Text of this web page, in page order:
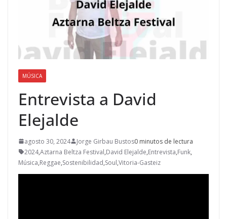
MÚSICA
Entrevista a David
Elejalde
agosto 30, 2024 Jorge Girbau Bustos0 minutos de lectura
2024,Aztarna Beltza Festival,David Elejalde,Entrevista,Funk,
Música,Reggae,Sostenibilidad,Soul,Vitoria-Gasteiz